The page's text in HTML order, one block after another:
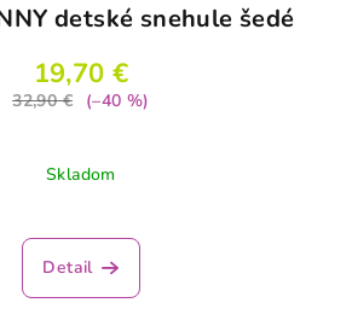
detské snehule šedé
19,70 €
32,90 €
(–40 %)
Skladom
Detail